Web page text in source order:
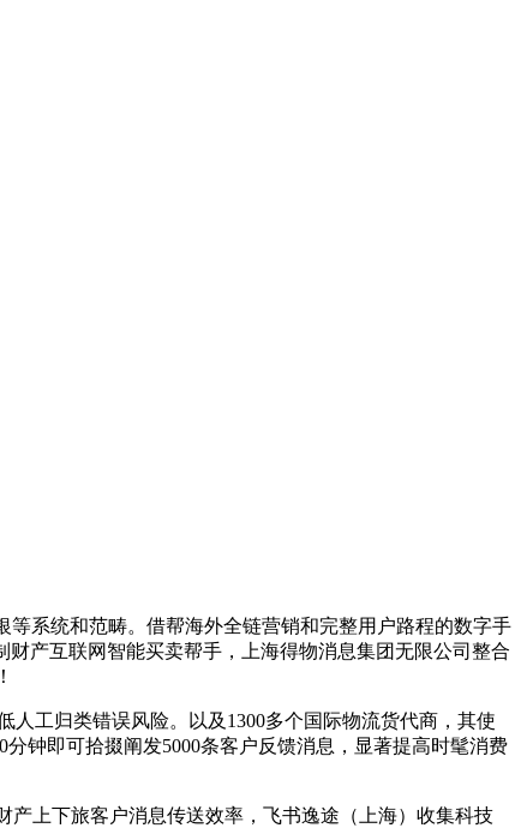
系统和范畴。借帮海外全链营销和完整用户路程的数字手
产互联网智能买卖帮手，上海得物消息集团无限公司整合
工归类错误风险。以及1300多个国际物流货代商，其使
钟即可拾掇阐发5000条客户反馈消息，显著提高时髦消费
上下旅客户消息传送效率，飞书逸途（上海）收集科技